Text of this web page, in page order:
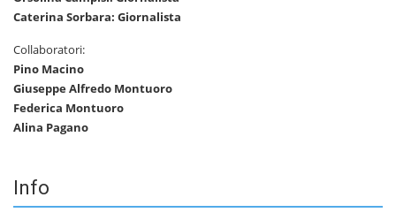
Caterina Sorbara: Giornalista
Collaboratori:
Pino Macino
Giuseppe Alfredo Montuoro
Federica Montuoro
Alina Pagano
Info